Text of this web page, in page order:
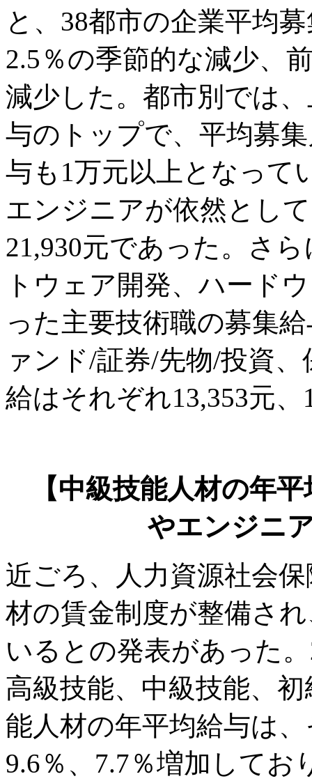
と、38都市の企業平均
2.5％の季節的な減少、
減少した。都市別では
与のトップで、平均募
与も1万元以上となって
エンジニアが依然とし
21,930元であった。さ
トウェア開発、ハード
った主要技術職の募集
ァンド/証券/先物/投資
給はそれぞれ13,353元
【中級技能人材の年
やエンジニ
近ごろ、人力資源社会
材の賃金制度が整備さ
いるとの発表があった
高級技能、中級技能、
能人材の年平均給与は
9.6％、7.7％増加して